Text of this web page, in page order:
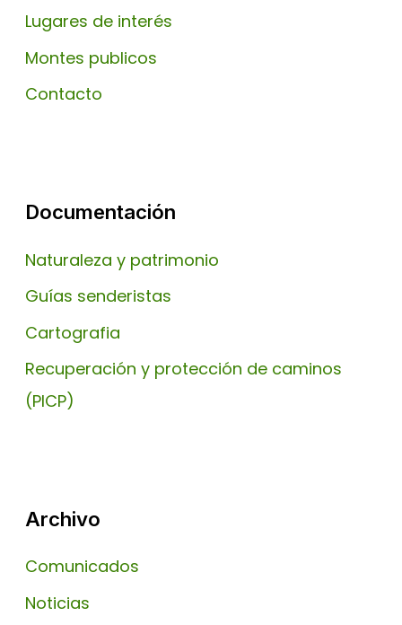
Lugares de interés
Montes publicos
Contacto
Documentación
Naturaleza y patrimonio
Guías senderistas
Cartografia
Recuperación y protección de caminos
(PICP)
Archivo
Comunicados
Noticias